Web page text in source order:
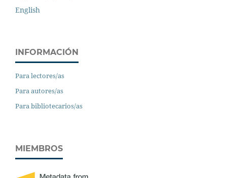
English
INFORMACIÓN
Para lectores/as
Para autores/as
Para bibliotecarios/as
MIEMBROS